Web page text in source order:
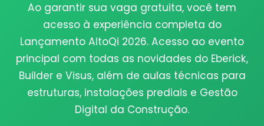
Ao garantir sua vaga gratuita, você tem
acesso à experiência completa do
Lançamento AltoQi 2026. Acesso ao evento
principal com todas as novidades do Eberick,
Buildere Visus, além de aulas técnicas para
estruturas, instalações prediais e Gestão
Digital da Construção.